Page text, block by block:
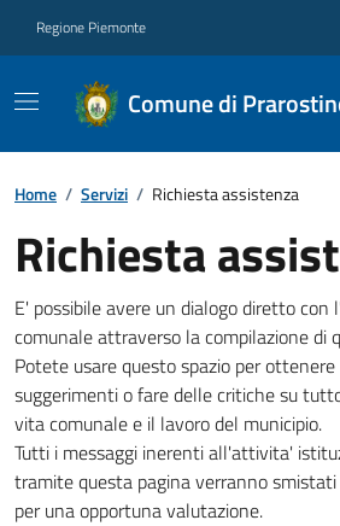
Regione Piemonte
Comune di
Home / Servizi / Richiesta assistenza
Richiesta
E' possibile avere un dialogo diretto
comunale attraverso la compilazione di
Potete usare questo spazio per
suggerimenti o fare delle critiche su
vita comunale e il lavoro del municipio.
Tutti i messaggi inerenti all'attivita'
tramite questa pagina verranno
per una opportuna valutazione.